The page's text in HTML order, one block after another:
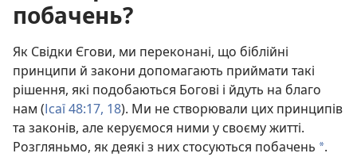
побачень?
Як Свідки Єгови, ми переконані, що біблійні
принципи й закони допомагають приймати такі
рішення, які подобаються Богові і йдуть на благо
нам (Ісаї 48:17, 18). Ми не створювали цих принципів
та законів, але керуємося ними у своєму житті.
Розгляньмо, як деякі з них стосуються побачень a.